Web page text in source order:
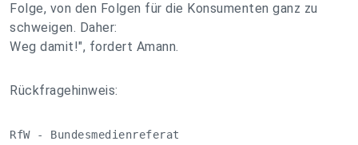
Folge, von den Folgen für die Konsumenten ganz zu
schweigen. Daher:
Weg damit!", fordert Amann.
Rückfragehinweis:
RfW - Bundesmedienreferat